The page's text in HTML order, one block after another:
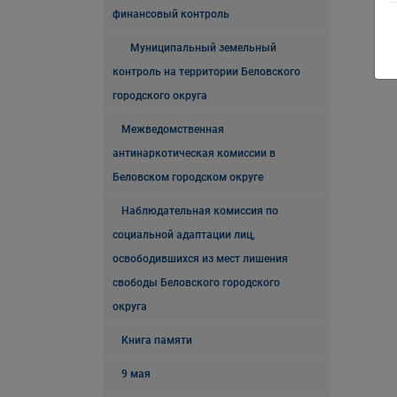
финансовый контроль
Муниципальный земельный
контроль на территории Беловского
городского округа
Межведомственная
антинаркотическая комиссии в
Беловском городском округе
Наблюдательная комиссия по
социальной адаптации лиц,
освободившихся из мест лишения
свободы Беловского городского
округа
Книга памяти
9 мая